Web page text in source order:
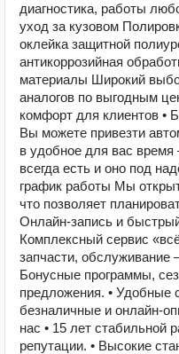
диагностика, работы
уход за кузовом
оклейка защитной
антикоррозийная
материалы Широкий
аналогов по
комфорт для клиентов •
Вы можете привезти
в удобное для вас
всегда есть и оно под
график работы Мы
что позволяет
Онлайн-запись и
Комплексный сервис
запчасти, обслуживание
Бонусные программы,
предложения. • Удобные
безналичные и
нас • 15 лет стабильной
репутации. • Высокие